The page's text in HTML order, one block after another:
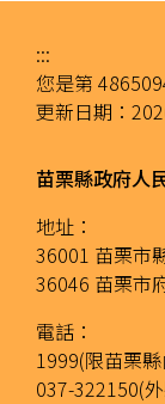
:::
您是第
更新日期：
苗栗縣政府人
地址：
36001 苗栗市
36046 苗栗市
電話：
1999(限苗栗縣
037-322150(